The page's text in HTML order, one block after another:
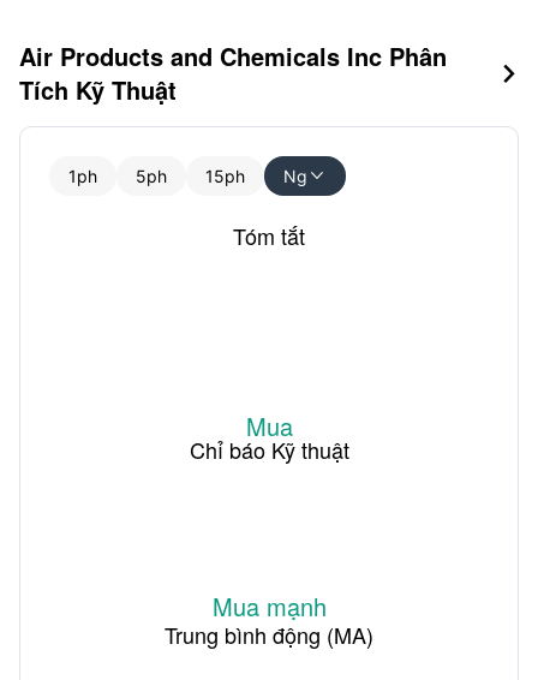
Air Products and Chemicals Inc Phân
Tích Kỹ Thuật

1ph 5ph 15ph Ng 
Chỉ báo Kỹ thuật
Mua mạnh
Tóm tắt
Mua
Trung bình động (MA)